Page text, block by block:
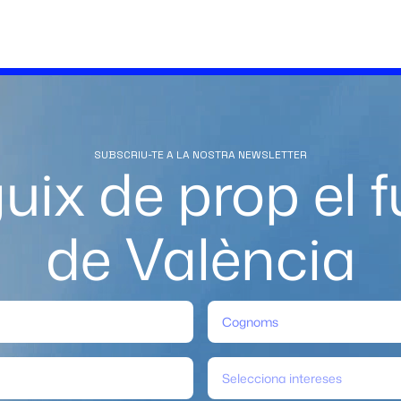
SUBSCRIU-TE A LA NOSTRA NEWSLETTER
de prop el
de València
Selecciona intereses